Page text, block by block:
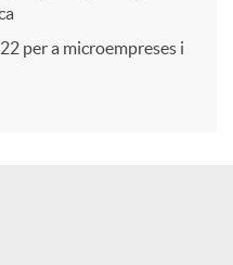
per a microempreses i